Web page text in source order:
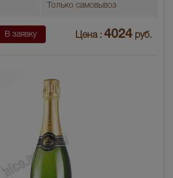
Только самовывоз
В заявку Цена : 4024 руб.